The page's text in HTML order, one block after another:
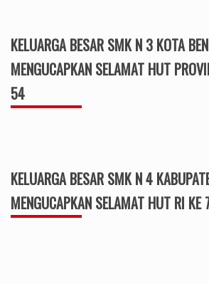
KELUARGA BESAR SMK N 3 KOTA
MENGUCAPKAN SELAMAT HUT
54
KELUARGA BESAR SMK N 4
MENGUCAPKAN SELAMAT HUT RI KE